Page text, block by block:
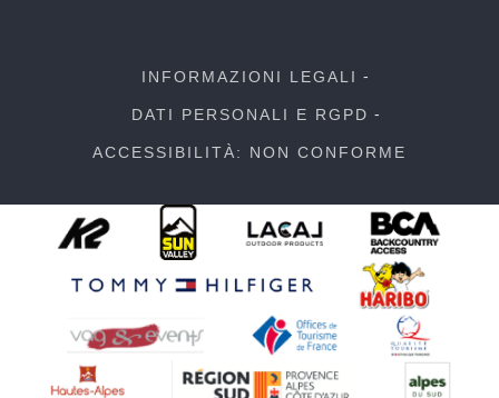
INFORMAZIONI LEGALI
DATI PERSONALI E RGPD
ACCESSIBILITÀ: NON CONFORME